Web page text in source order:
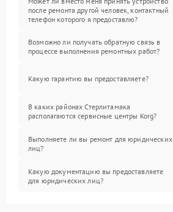
после ремонта другой человек, контактный
телефон которого я предоставлю?
Возможно ли получать обратную связь в
процессе выполнения ремонтных работ?
Какую гарантию вы предоставляете?
В каких районах Стерлитамака
располагаются сервисные центры Korg?
Выполняете ли вы ремонт для юридических
лиц?
Какую документацию вы предоставляете
для юридических лиц?